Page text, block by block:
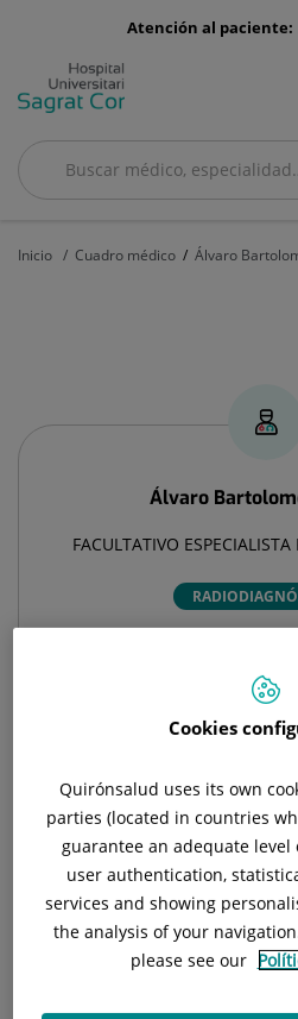
menu-
Atención al paciente:
Buscar
Buscar
Inicio Cuadro médico Álvaro
Solanas
Álvaro
FACULTATIVO
Pide cita con este profesional
Hospital Universitari
C/ Pedro i Pons, 1
08190 Sant Cugat del
935 656 000
Hospital Universitari Sagrat
Cookies
Quirónsalud uses its own
parties (located in countries
guarantee an adequate
user authentication,
services and showing
the analysis of your
please see our